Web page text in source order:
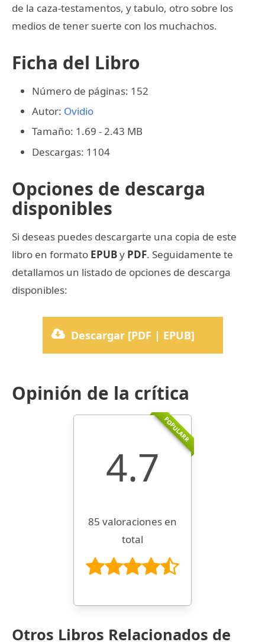
de la caza-testamentos, y tabulo, otro sobre los
medios de tener suerte con los muchachos.
Ficha del Libro
Número de páginas: 152
Autor: Ovidio
Tamaño: 1.69 - 2.43 MB
Descargas: 1104
Opciones de descarga
disponibles
Si deseas puedes descargarte una copia de este
libro en formato EPUBy PDF. Seguidamente te
detallamos un listado de opciones de descarga
disponibles:
Descargar [PDF | EPUB]
Opinión de la crítica
POPULARR
4.7
85 valoraciones en
total
Otros Libros Relacionados de